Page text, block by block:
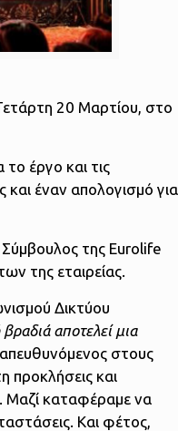
20 Μαρτίου, στο
έργο και τις
και έναν απολογισμό για
της Eurolife
της εταιρείας.
Δικτύου
αποτελεί μια
απευθυνόμενος στους
προκλήσεις και
Μαζί καταφέραμε να
Και φέτος,